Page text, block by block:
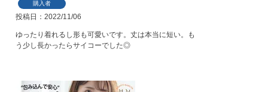
購入者
投稿日 2022/11/06
ゆったり着れるし形も可愛いです。丈は本当に短い。も
う少し長かったらサイコーでした◎